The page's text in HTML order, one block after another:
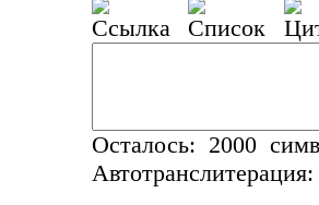
Осталось: 2000
Автотранслитерация: